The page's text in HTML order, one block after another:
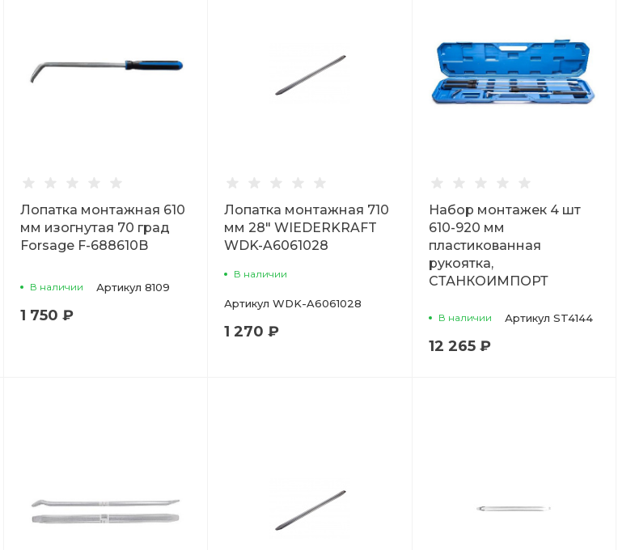
Лопатка монтажная 610
мм изогнутая 70 град
Forsage F-688610B
В наличии Артикул 8109
1 750 ₽
Лопатка монтажная 710
мм 28" WIEDERKRAFT
WDK-A6061028
В наличии
Артикул WDK-A6061028
1 270 ₽
Набор монтажек 4 шт
610-920 мм
пластикованная
рукоятка,
СТАНКОИМПОРТ
В наличии Артикул ST4144
12 265 ₽